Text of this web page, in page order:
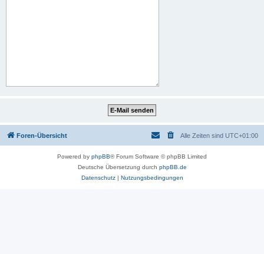
Foren-Übersicht Alle Zeiten sind UTC+01:00
Powered by phpBB® Forum Software © phpBB Limited
Deutsche Übersetzung durch phpBB.de
Datenschutz| Nutzungsbedingungen